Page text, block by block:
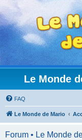
Le Monde
FAQ
Le Monde de Mario
Forum • Le Monde